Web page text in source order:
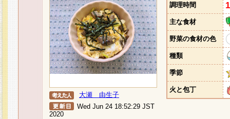
大瀬 由生子
Wed Jun 24 18:52:29 JST
2020
調理時間
主な食材
野菜の食材の色
種類
季節
火と包丁